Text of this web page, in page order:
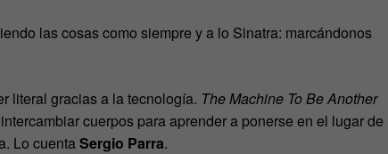
las cosas como siempre y a lo Sinatra: marcándonos
literal gracias a la tecnología. The Machine To Be Another
cuerpos para aprender a ponerse en el lugar de
Lo cuentaSergio Parra.